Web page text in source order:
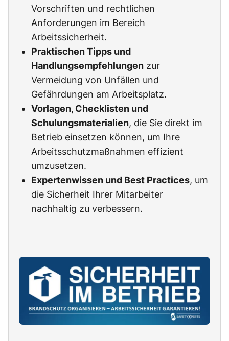
Vorschriften und rechtlichen
Anforderungen im Bereich
Arbeitssicherheit.
Praktischen Tipps und
Handlungsempfehlungen zur
Vermeidung von Unfällen und
Gefährdungen am Arbeitsplatz.
Vorlagen, Checklisten und
Schulungsmaterialien, die Sie direkt im
Betrieb einsetzen können, um Ihre
Arbeitsschutzmaßnahmen effizient
umzusetzen.
Expertenwissen und Best Practices, um
die Sicherheit Ihrer Mitarbeiter
nachhaltig zu verbessern.